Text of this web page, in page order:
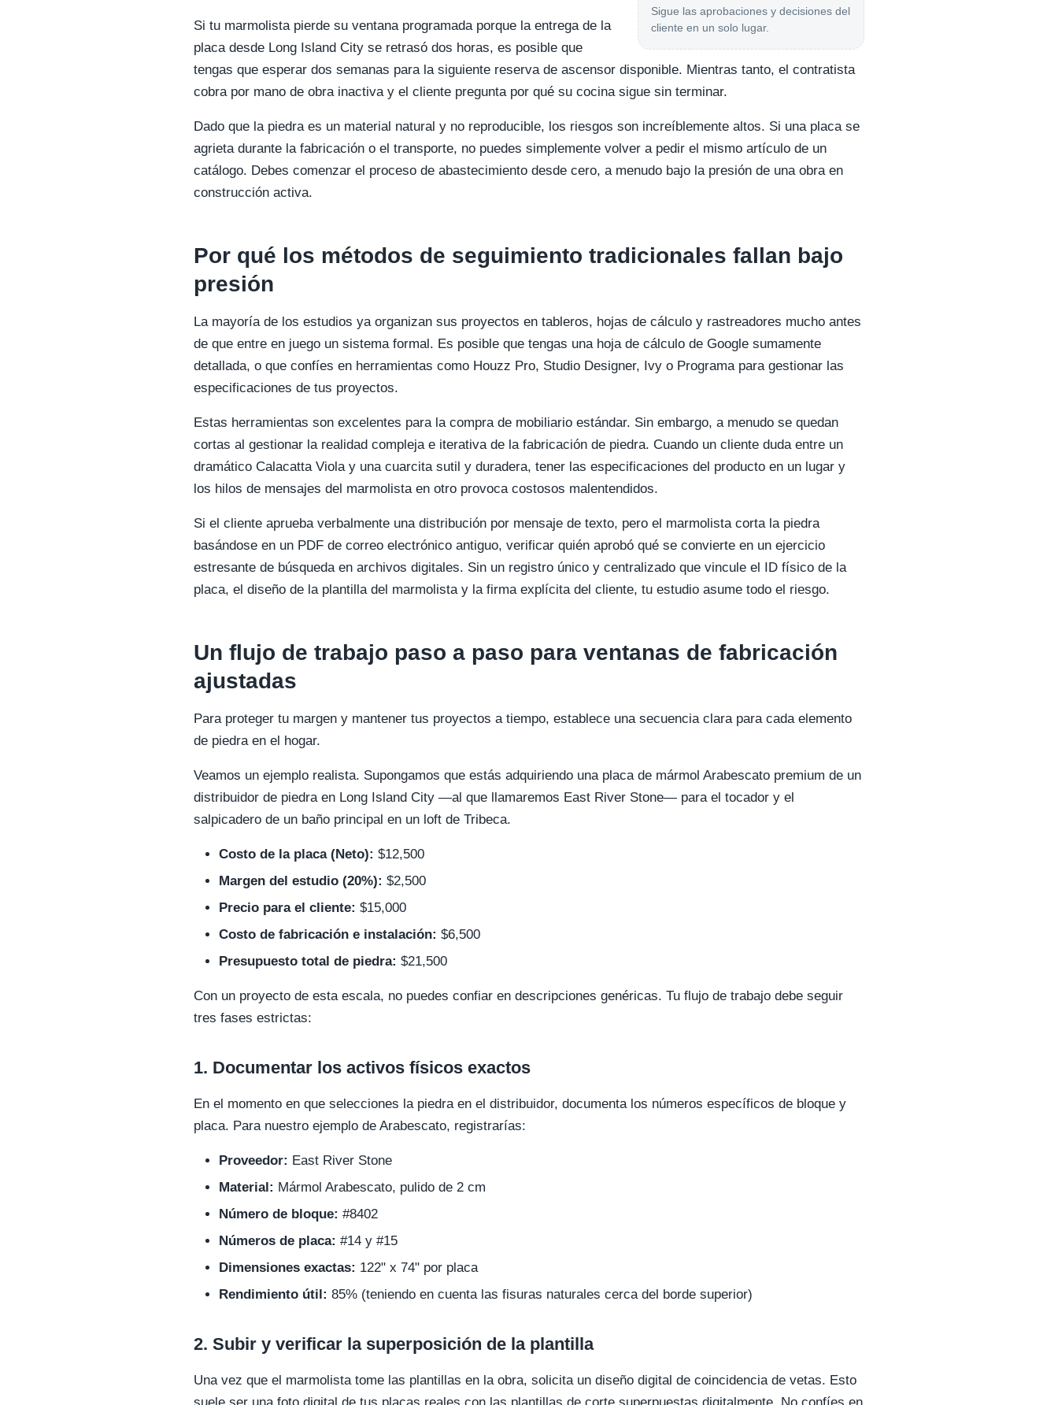
Sigue las aprobaciones y decisiones del
cliente en un solo lugar.
Si tu marmolista pierde su ventana programada porque la entrega de la
placa desde Long Island City se retrasó dos horas, es posible que
tengas que esperar dos semanas para la siguiente reserva de ascensor disponible. Mientras tanto, el contratista
cobra por mano de obra inactiva y el cliente pregunta por qué su cocina sigue sin terminar.
Dado que la piedra es un material natural y no reproducible, los riesgos son increíblemente altos. Si una placa se
agrieta durante la fabricación o el transporte, no puedes simplemente volver a pedir el mismo artículo de un
catálogo. Debes comenzar el proceso de abastecimiento desde cero, a menudo bajo la presión de una obra en
construcción activa.
Por qué los métodos de seguimiento tradicionales fallan bajo
presión
La mayoría de los estudios ya organizan sus proyectos en tableros, hojas de cálculo y rastreadores mucho antes
de que entre en juego un sistema formal. Es posible que tengas una hoja de cálculo de Google sumamente
detallada, o que confíes en herramientas como Houzz Pro, Studio Designer, Ivy o Programa para gestionar las
especificaciones de tus proyectos.
Estas herramientas son excelentes para la compra de mobiliario estándar. Sin embargo, a menudo se quedan
cortas al gestionar la realidad compleja e iterativa de la fabricación de piedra. Cuando un cliente duda entre un
dramático Calacatta Viola y una cuarcita sutil y duradera, tener las especificaciones del producto en un lugar y
los hilos de mensajes del marmolista en otro provoca costosos malentendidos.
Si el cliente aprueba verbalmente una distribución por mensaje de texto, pero el marmolista corta la piedra
basándose en un PDF de correo electrónico antiguo, verificar quién aprobó qué se convierte en un ejercicio
estresante de búsqueda en archivos digitales. Sin un registro único y centralizado que vincule el ID físico de la
placa, el diseño de la plantilla del marmolista y la firma explícita del cliente, tu estudio asume todo el riesgo.
Un flujo de trabajo paso a paso para ventanas de fabricación
ajustadas
Para proteger tu margen y mantener tus proyectos a tiempo, establece una secuencia clara para cada elemento
de piedra en el hogar.
Veamos un ejemplo realista. Supongamos que estás adquiriendo una placa de mármol Arabescato premium de un
distribuidor de piedra en Long Island City —al que llamaremos East River Stone— para el tocador y el
salpicadero de un baño principal en un loft de Tribeca.
Costo de la placa (Neto): $12,500
Margen del estudio (20%): $2,500
Precio para el cliente: $15,000
Costo de fabricación e instalación: $6,500
Presupuesto total de piedra: $21,500
Con un proyecto de esta escala, no puedes confiar en descripciones genéricas. Tu flujo de trabajo debe seguir
tres fases estrictas:
1. Documentar los activos físicos exactos
En el momento en que selecciones la piedra en el distribuidor, documenta los números específicos de bloque y
placa. Para nuestro ejemplo de Arabescato, registrarías:
Proveedor: East River Stone
Material: Mármol Arabescato, pulido de 2 cm
Número de bloque: #8402
Números de placa: #14 y #15
Dimensiones exactas: 122" x 74" por placa
Rendimiento útil: 85% (teniendo en cuenta las fisuras naturales cerca del borde superior)
2. Subir y verificar la superposición de la plantilla
Una vez que el marmolista tome las plantillas en la obra, solicita un diseño digital de coincidencia de vetas. Esto